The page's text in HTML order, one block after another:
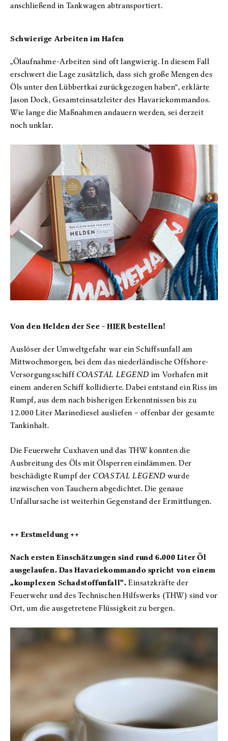
anschließend in Tankwagen abtransportiert.
Schwierige Arbeiten im Hafen
„Ölaufnahme-Arbeiten sind oft langwierig. In diesem Fall
erschwert die Lage zusätzlich, dass sich große Mengen des
Öls unter den Lübbertkai zurückgezogen haben“, erklärte
Jason Dock, Gesamteinsatzleiter des Havariekommandos.
Wie lange die Maßnahmen andauern werden, sei derzeit
noch unklar.
Von den Helden der See -HIER bestellen!
Auslöser der Umweltgefahr war ein Schiffsunfall am
Mittwochmorgen, bei dem das niederländische Offshore-
Versorgungsschiff COASTAL LEGEND im Vorhafen mit
einem anderen Schiff kollidierte. Dabei entstand ein Riss im
Rumpf, aus dem nach bisherigen Erkenntnissen bis zu
12.000 Liter Marinediesel ausliefen – offenbar der gesamte
Tankinhalt.
Die Feuerwehr Cuxhaven und das THW konnten die
Ausbreitung des Öls mit Ölsperren eindämmen. Der
beschädigte Rumpf der COASTAL LEGEND wurde
inzwischen von Tauchern abgedichtet. Die genaue
Unfallursache ist weiterhin Gegenstand der Ermittlungen.
++ Erstmeldung ++
Nach ersten Einschätzungen sind rund 6.000 Liter Öl
ausgelaufen. Das Havariekommando spricht von einem
„komplexen Schadstoffunfall“. Einsatzkräfte der
Feuerwehr und des Technischen Hilfswerks (THW) sind vor
Ort, um die ausgetretene Flüssigkeit zu bergen.